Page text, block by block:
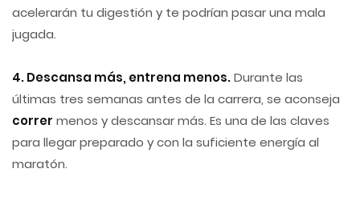
acelerarán tu digestión y te podrían pasar una mala
jugada.
4. Descansa más, entrena menos.Durante las
últimas tres semanas antes de la carrera, se aconseja
correr menos y descansar más. Es una de las claves
para llegar preparado y con la suficiente energía al
maratón.